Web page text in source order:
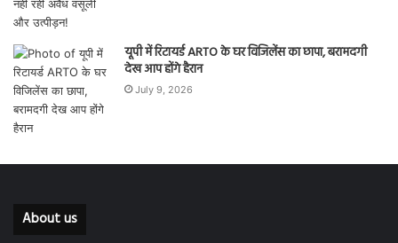
यूपी में रिटायर्ड ARTO के घर विजिलेंस का छापा, बरामदगी
देख आप होंगे हैरान
July 9, 2026
About us